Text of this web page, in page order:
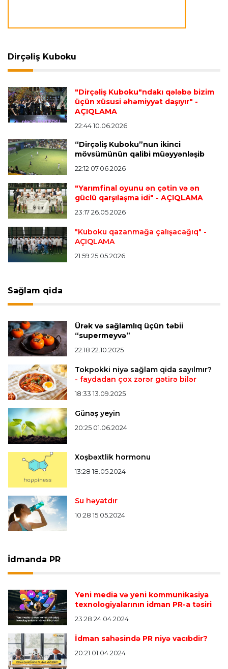
Transfer 23:09 07.08.2026
hazırlaşır
"Real" argentinalı futbolçusunu "Fiorentina"ya
icarəyə göndərdi
Transfer 22:57 07.08.2026
"Qranada" Zinəddin Zidanın oğlu ilə yollarını
ayırdı
Transfer 22:54 07.08.2026
"Mançester Siti" argentinalı qapıçını transfer
edir
Offside 19:46 07.08.2026
bürünc medalın sahibi müəyyənləşdi
Misli Premyer liqa 16:52 07.08.2026
"Zirə" Namik Ələskərovla yollarını ayırdı
Bütün xəbərlər >>>
Dirçəliş Kuboku
"Dirçəliş Kuboku"ndakı qələbə bizim
üçün xüsusi əhəmiyyət daşıyır" -
AÇIQLAMA
22:44 10.06.2026
“Dirçəliş Kuboku”nun ikinci
mövsümünün qalibi müəyyənləşib
22:12 07.06.2026
"Yarımfinal oyunu ən çətin və ən
güclü qarşılaşma idi" - AÇIQLAMA
23:17 26.05.2026
"Kuboku qazanmağa çalışacağıq" -
AÇIQLAMA
21:59 25.05.2026
Sağlam qida
Ürək və sağlamlıq üçün təbii
“supermeyvə”
22:18 22.10.2025
Tokpokki niyə sağlam qida sayılmır?
- faydadan çox zərər gətirə bilər
18:33 13.09.2025
Günəş yeyin
20:25 01.06.2024
Xoşbəxtlik hormonu
13:28 18.05.2024
Su həyatdır
10:28 15.05.2024
İdmanda PR
Yeni media və yeni kommunikasiya
texnologiyalarının idman PR-a təsiri
23:28 24.04.2024
İdman sahəsində PR niyə vacıbdir?
20:21 01.04.2024